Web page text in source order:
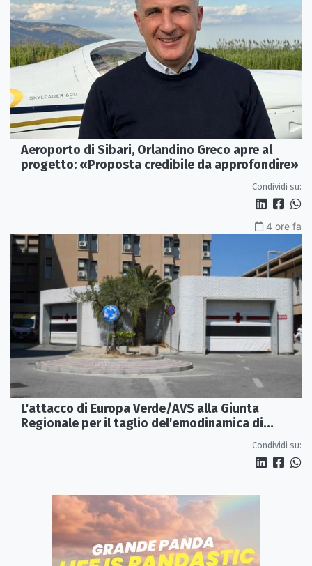
Aeroporto di Sibari, Orlandino Greco apre al
progetto: «Proposta credibile da approfondire»
Condividi su:
4 ore fa
L'attacco di Europa Verde/AVS alla Giunta
Regionale per il taglio del'emodinamica di
Condividi su: